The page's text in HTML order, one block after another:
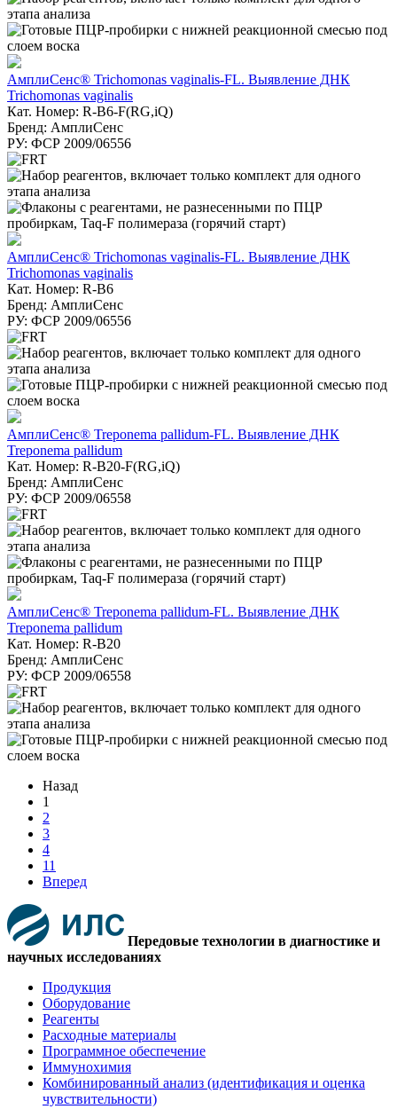
АмплиСенс® Trichomonas vaginalis-FL. Выявление ДНК
Trichomonas vaginalis
Кат. Номер: R-B6-F(RG,iQ)
Бренд: АмплиСенс
РУ: ФСР 2009/06556
АмплиСенс® Trichomonas vaginalis-FL. Выявление ДНК
Trichomonas vaginalis
Кат. Номер: R-B6
Бренд: АмплиСенс
РУ: ФСР 2009/06556
АмплиСенс® Treponema pallidum-FL. Выявление ДНК
Treponema pallidum
Кат. Номер: R-B20-F(RG,iQ)
Бренд: АмплиСенс
РУ: ФСР 2009/06558
АмплиСенс® Treponema pallidum-FL. Выявление ДНК
Treponema pallidum
Кат. Номер: R-B20
Бренд: АмплиСенс
РУ: ФСР 2009/06558
Назад
1
2
3
4
11
Вперед
Передовые технологии в диагностике и
научных исследованиях
Продукция
Оборудование
Реагенты
Расходные материалы
Программное обеспечение
Иммунохимия
Комбинированный анализ (идентификация и оценка
чувствительности)